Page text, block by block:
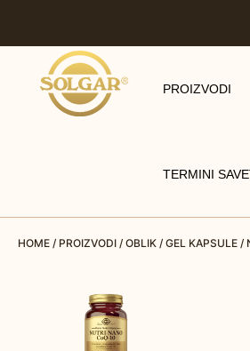
PROIZVODI
TERMINI
HOME / PROIZVODI / OBLIK / GEL KAPSULE /